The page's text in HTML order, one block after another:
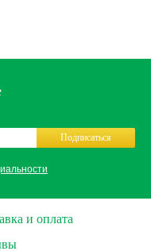
Подписаться
и оплата